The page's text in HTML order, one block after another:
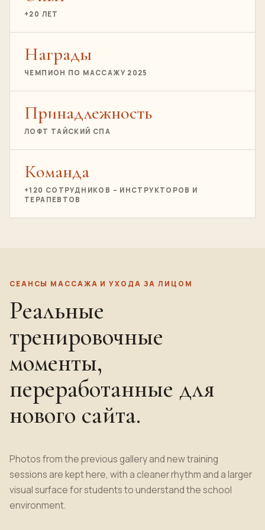
+20 ЛЕТ
Награды
ЧЕМПИОН ПО МАССАЖУ 2025
Принадлежность
ЛОФТ ТАЙСКИЙ СПА
Команда
+120 СОТРУДНИКОВ – ИНСТРУКТОРОВ И
ТЕРАПЕВТОВ
СЕАНСЫ МАССАЖА И УХОДА ЗА ЛИЦОМ
Реальные
тренировочные
моменты,
переработанные для
нового сайта.
Photos from the previous gallery and new training
sessions are kept here, with a cleaner rhythm and a larger
visual surface forstudentsto understand the school
environment.